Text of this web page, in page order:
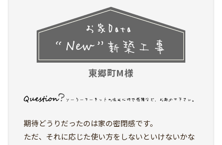
東郷町M様
期待どうりだったのは家の密閉感です。
ただ、それに応じた使い方をしないといけないかな